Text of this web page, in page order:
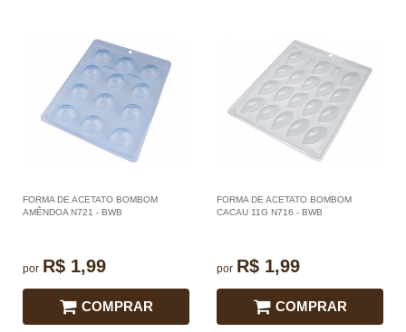
FORMA DE ACETATO BOMBOM
AMÊNDOA N721 - BWB
por R$ 1,99
COMPRAR
FORMA DE ACETATO BOMBOM
CACAU 11G N716 - BWB
por R$ 1,99
COMPRAR